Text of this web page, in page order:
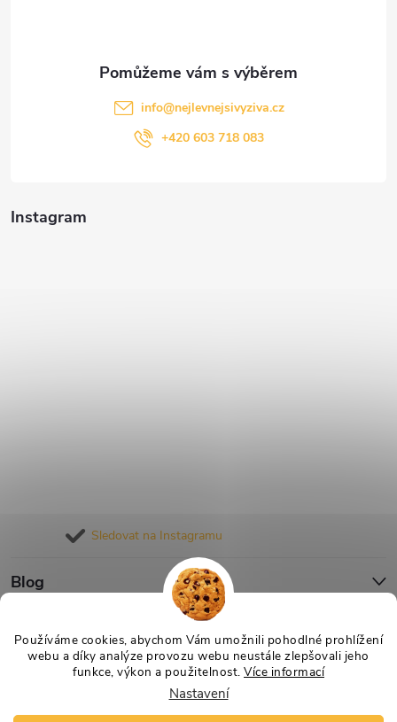
Používáme cookies, abychom Vám umožnili pohodlné prohlížení
webu a díky analýze provozu webu neustále zlepšovali jeho
funkce, výkon a použitelnost. Více informací
Nastavení
Instagram
Sledovat na Instagramu
Blog
Informace pro vás
info@nejlevnejsivyziva.cz
+420 603 718 083
Nejlevnější Výživa. Všechna práva vyhrazena.